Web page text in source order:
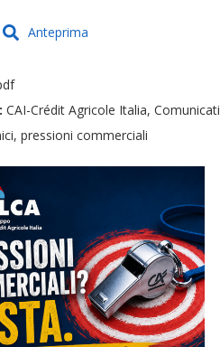
Anteprima
CAI-Crédit Agricole Italia, Comunicati
pressioni commerciali